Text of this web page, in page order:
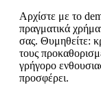
Αρχίστε με το
πραγματικά
σας. Θυμηθείτε:
τους
γρήγορο
προσφέρει.